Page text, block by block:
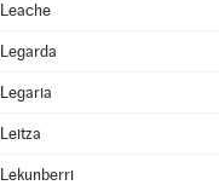
Leache
Legarda
Legaria
Leitza
Lekunberri